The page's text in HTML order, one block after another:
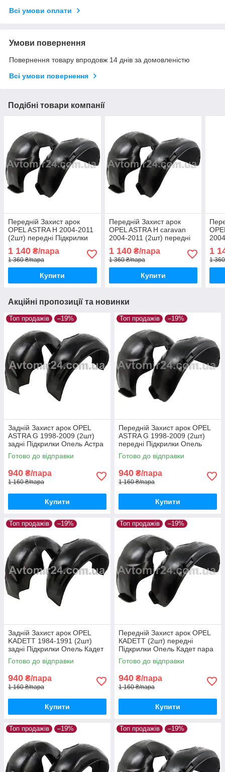
Всі умови оплати
Умови повернення
Повернення товару впродовж 14 днів за домовленістю
Всі умови повернення
Подібні товари компанії
Передній Захист арок
OPEL ASTRA H 2004-2011
(2шт) передні Підкрилки
передніх
1 140 ₴/пара
1 360 ₴/пара
Купити
Передній Захист арок
OPEL ASTRA H caravan
2004-2011 (2шт) передні
караван пара передніх
1 140₴/пара
1 360 ₴/пара
Купити
1
1
Акційні пропозиції та новинки
Топ продажів –19%
Задній Захист арок OPEL
ASTRA G 1998-2009 (2шт)
задні Підкрилки Опель Астра
Джі пара задніх
Готово до відправки
940 ₴/пара
1 160 ₴/пара
Купити
Топ продажів –19%
Передній Захист арок OPEL
ASTRA G 1998-2009 (2шт)
передні Підкрилки Опель
Астра Джі пара передніх
Готово до відправки
940 ₴/пара
1 160 ₴/пара
Купити
Топ продажів –19%
Задній Захист арок OPEL
KADETT 1984-1991 (2шт)
задні Підкрилки Опель Кадет
пара задніх
Готово до відправки
940 ₴/пара
1 160 ₴/пара
Купити
Топ продажів –19%
Передній Захист арок OPEL
КADETT (2шт) передні
Підкрилки Опель Кадет пара
передніх
Готово до відправки
940 ₴/пара
1 160 ₴/пара
Купити
Топ продажів –19% Топ продажів –19%